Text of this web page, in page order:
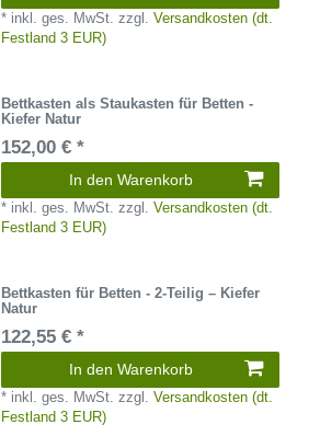
* inkl. ges. MwSt. zzgl.Versandkosten (dt.
Festland 3 EUR)
Bettkasten als Staukasten für Betten -
Kiefer Natur
152,00 € *
In den Warenkorb
* inkl. ges. MwSt. zzgl.Versandkosten (dt.
Festland 3 EUR)
Bettkasten für Betten - 2-Teilig – Kiefer
Natur
122,55 € *
In den Warenkorb
* inkl. ges. MwSt. zzgl.Versandkosten (dt.
Festland 3 EUR)